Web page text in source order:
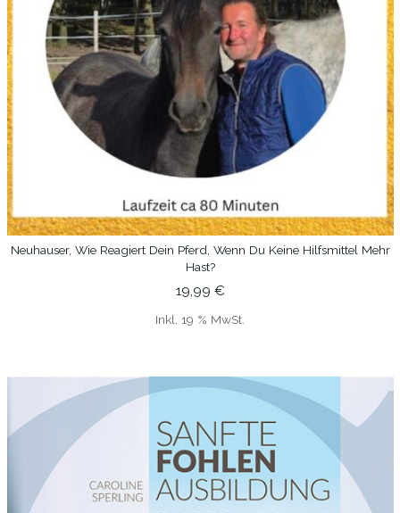
IN DEN WARENKORB
Neuhauser, Wie Reagiert Dein Pferd, Wenn Du Keine Hilfsmittel Mehr
Hast?
19,99 €
Inkl. 19 % MwSt.